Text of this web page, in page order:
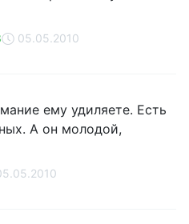
05.05.2010
ему удиляете. Есть
А он молодой,